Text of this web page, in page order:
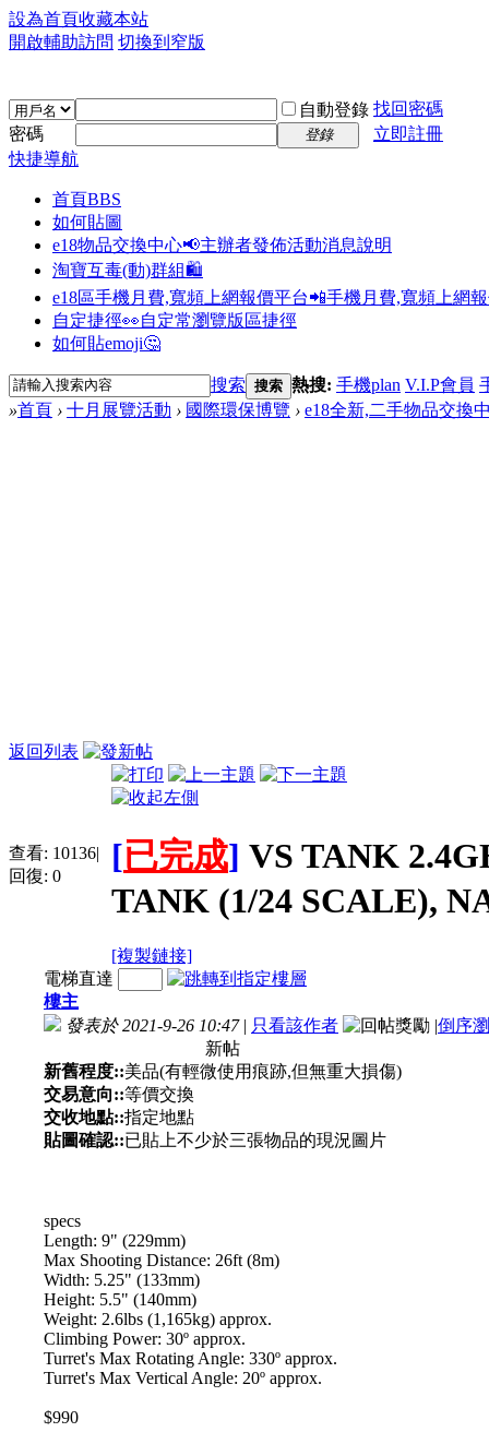
設為首頁收藏本站
開啟輔助訪問 切換到窄版
自動登錄 找回密碼
密碼
登錄
立即註冊
快捷導航
首頁BBS
如何貼圖
e18物品交換中心📢主辦者發佈活動消息說明
淘寶互毒(動)群組🛍️
e18區手機月費,寬頻上網報價平台📲手機月費,寬頻上網
自定捷徑👀自定常瀏覽版區捷徑
如何貼emoji🤔
搜索 搜索 熱搜: 手機plan V.I.P會員
»首頁 › 十月展覽活動 › 國際環保博覽 › e18全新,二手物品交換
返回列表
查看: 10136|
回復: 0
[已完成] VS TANK
TANK (1/24 SCALE),
[複製鏈接]
電梯直達
樓主
發表於 2021-9-26 10:47 | 只看該作者 |倒序
新帖
新舊程度::美品(有輕微使用痕跡,但無重大損傷)
交易意向::等價交換
交收地點::指定地點
貼圖確認::已貼上不少於三張物品的現況圖片
specs
Length: 9" (229mm)
Max Shooting Distance: 26ft (8m)
Width: 5.25" (133mm)
Height: 5.5" (140mm)
Weight: 2.6lbs (1,165kg) approx.
Climbing Power: 30º approx.
Turret's Max Rotating Angle: 330º approx.
Turret's Max Vertical Angle: 20º approx.
$990